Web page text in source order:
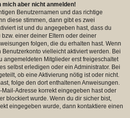
aber nicht anmelden!
Benutzernamen und das richtige
diese stimmen, dann gibt es zwei
ist und du angegeben hast, dass du
einer deiner Eltern oder deiner
folgen, die du erhalten hast. Wenn
vielleicht aktiviert werden. Bei
angemeldeten Mitglieder erst freigeschaltet
selbst erledigen oder ein Administrator. Bei
ob eine Aktivierung nötig ist oder nicht.
folge den dort enthaltenen Anweisungen.
Adresse korrekt eingegeben hast oder
blockiert wurde. Wenn du dir sicher bist,
eingegeben wurde, dann kontaktiere einen